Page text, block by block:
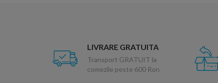
LIVRARE GRATUITA
Transport GRATUIT la
comezile peste 600 Ron